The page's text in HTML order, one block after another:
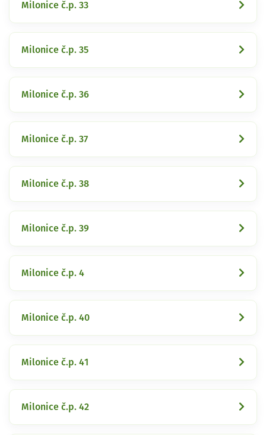
Milonice č.p. 33
Milonice č.p. 35
Milonice č.p. 36
Milonice č.p. 37
Milonice č.p. 38
Milonice č.p. 39
Milonice č.p. 4
Milonice č.p. 40
Milonice č.p. 41
Milonice č.p. 42